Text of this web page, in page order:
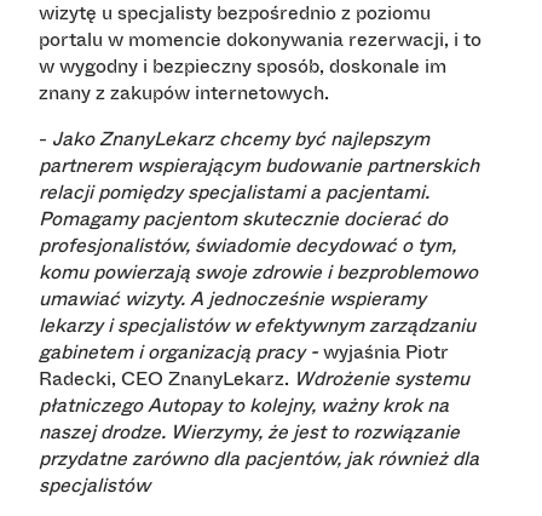
wizytę u specjalisty bezpośrednio z poziomu
portalu w momencie dokonywania rezerwacji, i to
w wygodny i bezpieczny sposób, doskonale im
znany z zakupów internetowych.
- Jako ZnanyLekarz chcemy być najlepszym
partnerem wspierającym budowanie partnerskich
relacji pomiędzy specjalistami a pacjentami.
Pomagamy pacjentom skutecznie docierać do
profesjonalistów, świadomie decydować o tym,
komu powierzają swoje zdrowie i bezproblemowo
umawiać wizyty. A jednocześnie wspieramy
lekarzy i specjalistów w efektywnym zarządzaniu
gabinetem i organizacją pracy - wyjaśnia Piotr
Radecki, CEO ZnanyLekarz. Wdrożenie systemu
płatniczego Autopay to kolejny, ważny krok na
naszej drodze. Wierzymy, że jest to rozwiązanie
przydatne zarówno dla pacjentów, jak również dla
specjalistów